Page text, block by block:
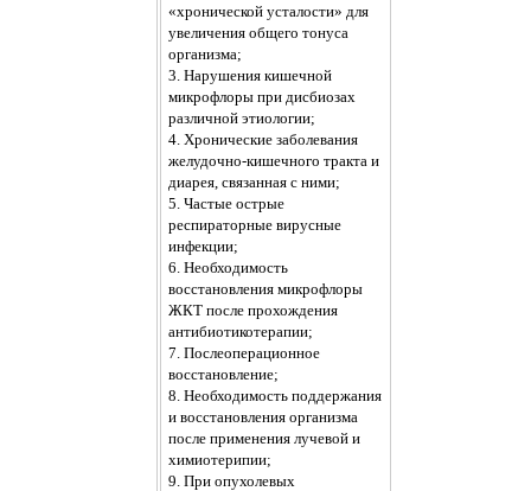
«хронической усталости» для
увеличения общего тонуса
организма;
3. Нарушения кишечной
микрофлоры при дисбиозах
различной этиологии;
4. Хронические заболевания
желудочно-кишечного тракта и
диарея, связанная с ними;
5. Частые острые
респираторные вирусные
инфекции;
6. Необходимость
восстановления микрофлоры
ЖКТ после прохождения
антибиотикотерапии;
7. Послеоперационное
восстановление;
8. Необходимость поддержания
и восстановления организма
после применения лучевой и
химиотерипии;
9. При опухолевых